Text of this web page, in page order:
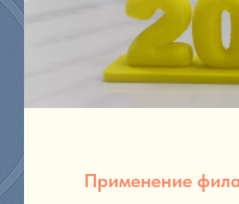
Применение